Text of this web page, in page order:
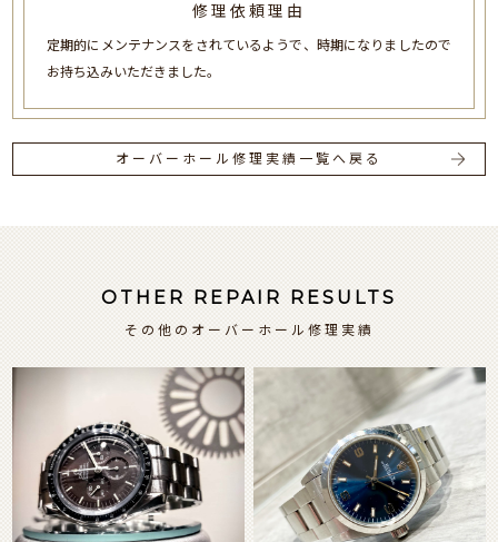
修理依頼理由
定期的にメンテナンスをされているようで、時期になりましたので
お持ち込みいただきました。
オーバーホール修理実績一覧へ戻る
OTHER REPAIR RESULTS
その他のオーバーホール修理実績